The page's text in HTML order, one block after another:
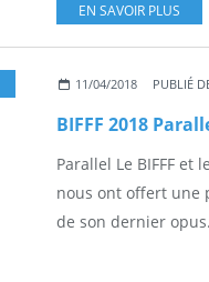
EN SAVOIR PLUS
SCIENCE-FICTION,BIFFF
11/04/2018 PUBLIÉ
BIFFF 2018
Parallel Le BIFFF et
nous ont offert une
de son dernier